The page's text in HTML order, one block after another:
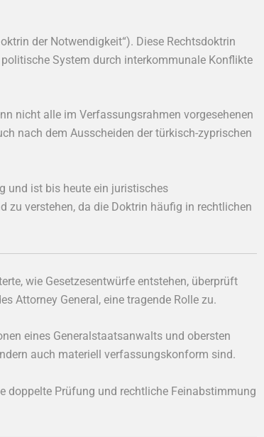
der Notwendigkeit“). Diese Rechtsdoktrin
System durch interkommunale Konflikte
nicht alle im Verfassungsrahmen vorgesehenen
nach dem Ausscheiden der türkisch-zyprischen
und ist bis heute ein juristisches
zu verstehen, da die Doktrin häufig in rechtlichen
wie Gesetzesentwürfe entstehen, überprüft
Attorney General, eine tragende Rolle zu.
eines Generalstaatsanwalts und obersten
auch materiell verfassungskonform sind.
doppelte Prüfung und rechtliche Feinabstimmung